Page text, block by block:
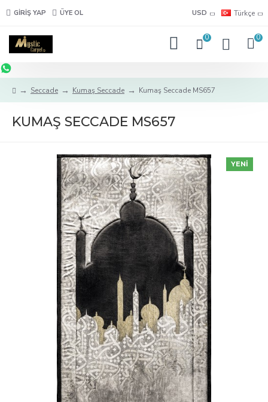
GIRIŞ YAP ÜYE OL USD Türkçe
0 0
Seccade Kumaş Seccade Kumaş Seccade MS657
KUMAŞ SECCADE MS657
YENI